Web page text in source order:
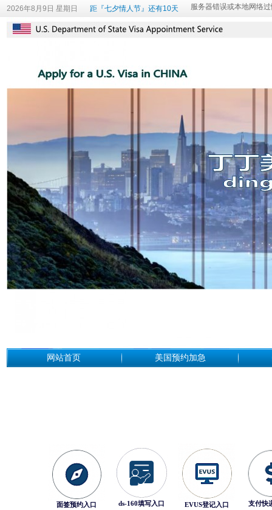
2026年8月9日 星期日 距『七夕情人节』还有10天
网站首页 美国预约加急
面签预约入口 ds-160填写入口 EVUS登记入口 支付快